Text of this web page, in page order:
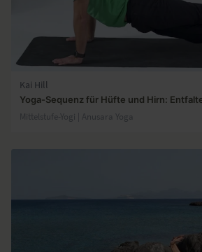
Kai Hill
Yoga-Sequenz für Hüfte und Hirn:
Mittelstufe-Yogi | Anusara Yoga